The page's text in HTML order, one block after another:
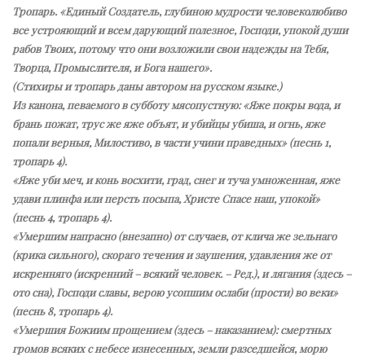
Тропарь. «Единый Создатель, глубиною мудрости человеколюбиво
все устрояющий и всем дарующий полезное, Господи, упокой души
рабов Твоих, потому что они возложили свои надежды на Тебя,
Творца, Промыслителя, и Бога нашего».
(Стихиры и тропарь даны автором на русском языке.)
Из канона, певаемого в субботу мясопустную: «Яже покры вода, и
брань пожат, трус же яже объят, и убийцы убиша, и огнь, яже
попали верныя, Милостиво, в части учини праведных» (песнь 1,
тропарь 4).
«Яже уби меч, и конь восхити, град, снег и туча умноженная, яже
удави плинфа или персть посыпа, Христе Спасе наш, упокой»
(песнь 4, тропарь 4).
«Умершим напрасно (внезапно) от случаев, от клича же зельнаго
(крика сильного), скораго течения и заушения, удавления же от
искренняго (искренний – всякий человек. – Ред.), и лягания (здесь –
ото сна), Господи славы, верою усопшим ослаби (прости) во веки»
(песнь 8, тропарь 4).
«Умершия Божиим прощением (здесь – наказанием): смертных
громов всяких с небесе изнесенных, земли разседшейся, морю